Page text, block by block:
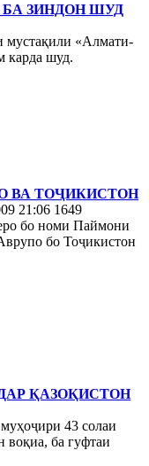
ЗИНДОН ШУД
мустақили «Алмати-
карда шуд.
ВА ТОҶИКИСТОН
21:06 1649
бо номи Паймони
бо Тоҷикистон
ҚАЗОҚИСТОН
43 солаи
ба гуфтаи